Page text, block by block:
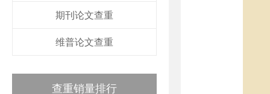
期刊论文查重
维普论文查重
查重销量排行